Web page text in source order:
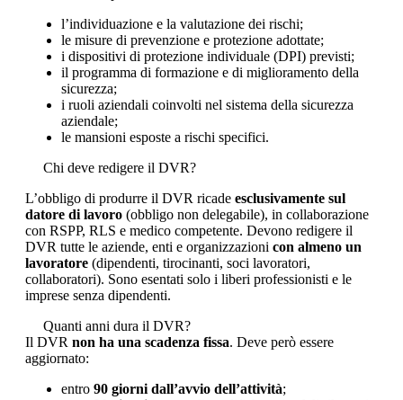
l’individuazione e la valutazione dei rischi;
le misure di prevenzione e protezione adottate;
i dispositivi di protezione individuale (DPI) previsti;
il programma di formazione e di miglioramento della
sicurezza;
i ruoli aziendali coinvolti nel sistema della sicurezza
aziendale;
le mansioni esposte a rischi specifici.
Chi deve redigere il DVR?
L’obbligo di produrre il DVR ricade esclusivamente sul
datore di lavoro (obbligo non delegabile), in collaborazione
con RSPP, RLS e medico competente. Devono redigere il
DVR tutte le aziende, enti e organizzazioni con almeno un
lavoratore (dipendenti, tirocinanti, soci lavoratori,
collaboratori). Sono esentati solo i liberi professionisti e le
imprese senza dipendenti.
Quanti anni dura il DVR?
Il DVR non ha una scadenza fissa. Deve però essere
aggiornato:
entro 90 giorni dall’avvio dell’attività;